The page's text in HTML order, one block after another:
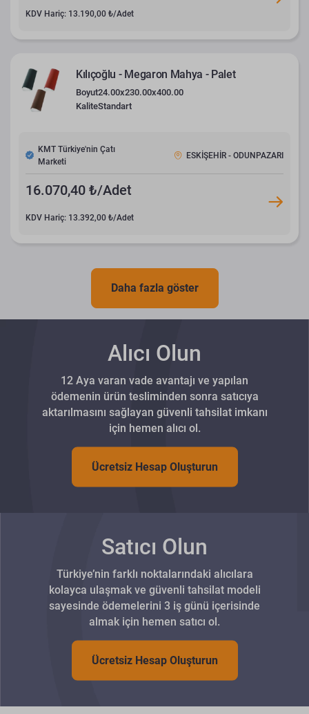
KDV Hariç: 13.190,00 ₺/Adet
Kılıçoğlu - Megaron Mahya - Palet
Boyut24.00x230.00x400.00
KaliteStandart
KMT Türkiye'nin Çatı
Marketi
ESKİŞEHİR - ODUNPAZARI
16.070,40 ₺/Adet
KDV Hariç: 13.392,00 ₺/Adet
Daha fazla göster
Alıcı Olun
12 Aya varan vade avantajı ve yapılan
ödemenin ürün tesliminden sonra satıcıya
aktarılmasını sağlayan güvenli tahsilat imkanı
için hemen alıcı ol.
Ücretsiz Hesap Oluşturun
Satıcı Olun
Türkiye’nin farklı noktalarındaki alıcılara
kolayca ulaşmak ve güvenli tahsilat modeli
sayesinde ödemelerini 3 iş günü içerisinde
almak için hemen satıcı ol.
Ücretsiz Hesap Oluşturun